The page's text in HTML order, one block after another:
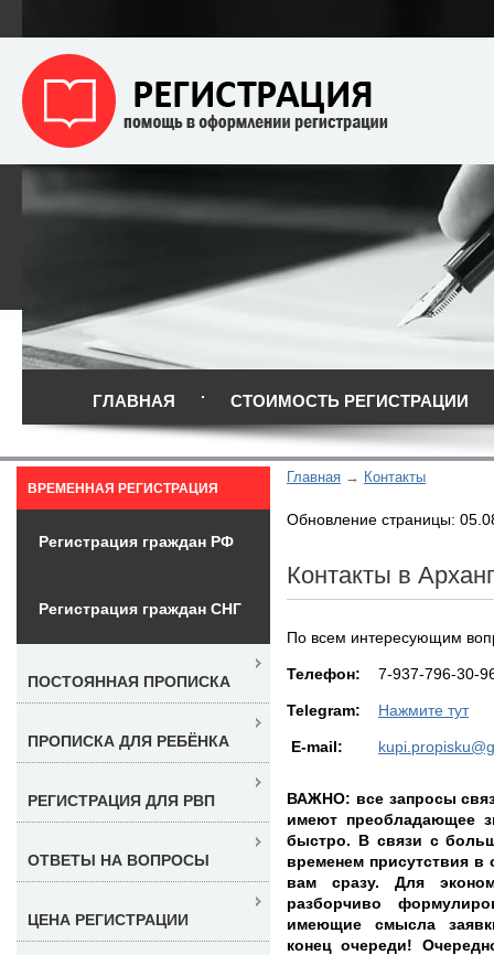
ГЛАВНАЯ СТОИМОСТЬ РЕГИСТРАЦИИ
Главная Контакты
Обновление страницы:
Контакты в
По всем интересующим
Teлефон: 7-937-796-30-
Telegram: Нажмите тут
E-mail:
ВАЖНО: все запросы
имеют преобладающее
быстро. В связи с
временем присутствия
вам сразу. Для
разборчиво
имеющие смысла
конец очереди!
ВРЕМЕННАЯ РЕГИСТРАЦИЯ
Регистрация граждан РФ
Регистрация граждан СНГ
ПОСТОЯННАЯ ПРОПИСКА
ПРОПИСКА ДЛЯ РЕБЁНКА
РЕГИСТРАЦИЯ ДЛЯ РВП
ОТВЕТЫ НА ВОПРОСЫ
ЦЕНА РЕГИСТРАЦИИ